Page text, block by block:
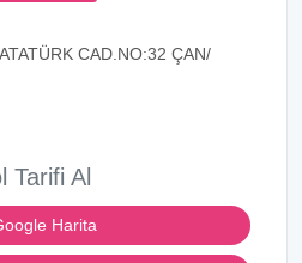
CAD.NO:32 ÇAN/
Tarifi Al
Harita